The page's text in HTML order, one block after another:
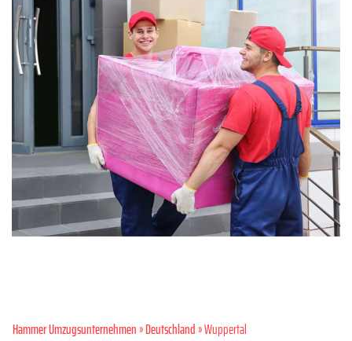
Hammer Umzugsunternehmen»Deutschland» Wuppertal